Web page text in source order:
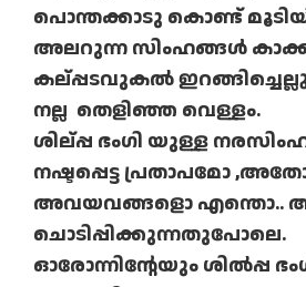
പൊന്തക്കാടു കൊണ്ട്
അലറുന്ന സിംഹങ്ങൾ
കല്പ്പടവുകൽ
നല്ല തെളിഞ്ഞ വെള്ളം.
ശില്പ്പ ഭംഗി യുള്ള
നഷ്ടപ്പെട്ട പ്രതാപമോ
അവയവങ്ങളൊ എന്തൊ..
ചൊടിപ്പിക്കുന്നതുപോലെ.
ഓരോന്നിന്റേയും ശിൽപ്പ